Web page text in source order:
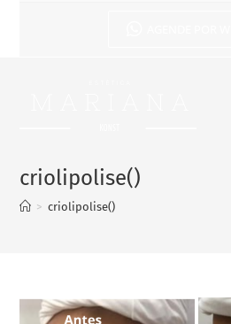
criolipolise()
> criolipolise()